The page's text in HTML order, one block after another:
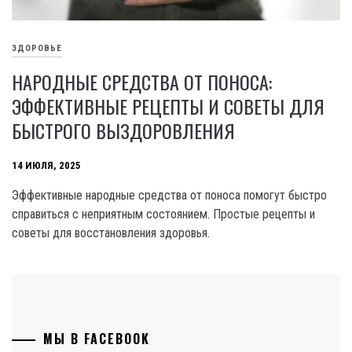
ЗДОРОВЬЕ
НАРОДНЫЕ СРЕДСТВА ОТ ПОНОСА:
ЭФФЕКТИВНЫЕ РЕЦЕПТЫ И СОВЕТЫ ДЛЯ
БЫСТРОГО ВЫЗДОРОВЛЕНИЯ
14 ИЮЛЯ, 2025
Эффективные народные средства от поноса помогут быстро
справиться с неприятным состоянием. Простые рецепты и
советы для восстановления здоровья.
МЫ В FACEBOOK